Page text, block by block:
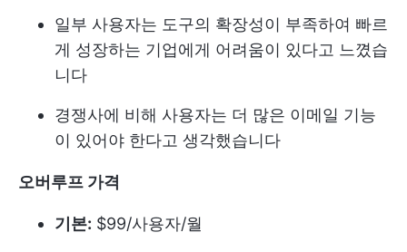
일부 사용자는 도구의 확장성이 부족하여 빠르
게 성장하는 기업에게 어려움이 있다고 느꼈습
니다
경쟁사에 비해 사용자는 더 많은 이메일 기능
이 있어야 한다고 생각했습니다
오버루프 가격
기본: $99/사용자/월